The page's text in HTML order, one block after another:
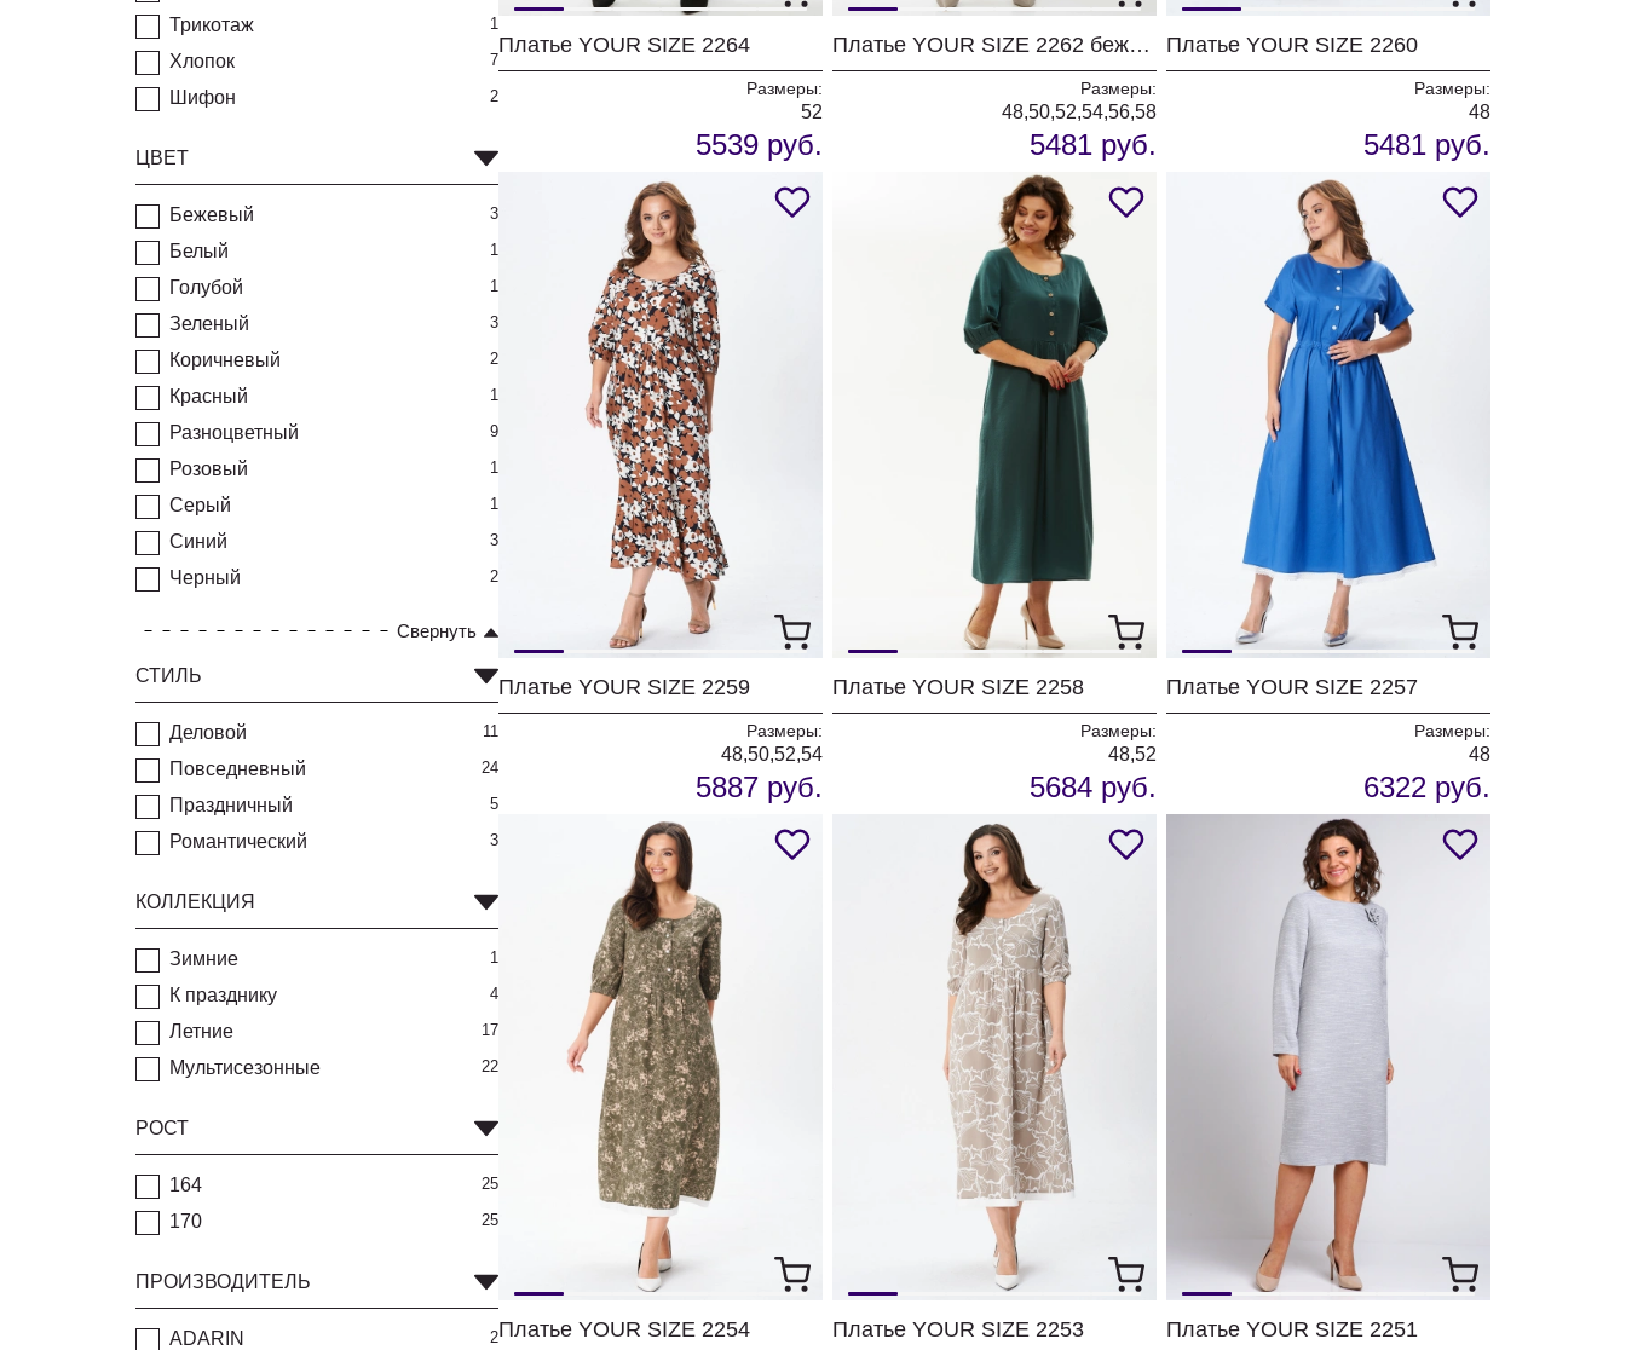
Трикотаж 1
Хлопок 7
Шифон 2
ЦВЕТ
Бежевый 3
Белый 1
Голубой 1
Зеленый 3
Коричневый 2
Красный 1
Разноцветный 9
Розовый 1
Серый 1
Синий 3
Черный 2
Свернуть
СТИЛЬ
Деловой 11
Повседневный 24
Праздничный 5
Романтический 3
КОЛЛЕКЦИЯ
Зимние 1
К празднику 4
Летние 17
Мультисезонные 22
РОСТ
164 25
170 25
ПРОИЗВОДИТЕЛЬ
ADARIN 2
Платье YOUR SIZE 2264
Размеры:
52
5539 руб.
Платье YOUR SIZE 2262 бежевый
Размеры:
48,50,52,54,56,58
5481 руб.
Платье YOUR SIZE 2260
Размеры:
48
5481 руб.
Платье YOUR SIZE 2259
Размеры:
48,50,52,54
5887 руб.
Платье YOUR SIZE 2258
Размеры:
48,52
5684 руб.
Платье YOUR SIZE 2257
Размеры:
48
6322 руб.
Платье YOUR SIZE 2254 Платье YOUR SIZE 2253 Платье YOUR SIZE 2251